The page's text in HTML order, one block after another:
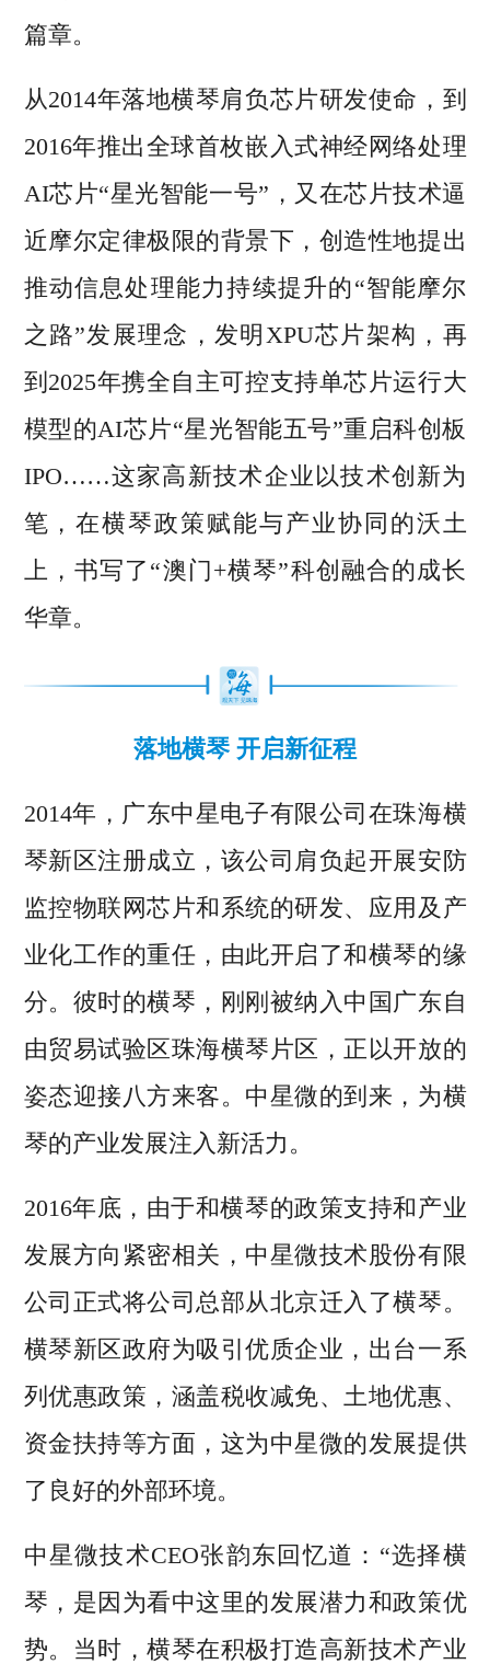
篇章。
从2014年落地横琴肩负芯片研发使命，到
2016年推出全球首枚嵌入式神经网络处理
AI芯片“星光智能一号”，又在芯片技术逼
近摩尔定律极限的背景下，创造性地提出
推动信息处理能力持续提升的“智能摩尔
之路”发展理念，发明XPU芯片架构，再
到2025年携全自主可控支持单芯片运行大
模型的AI芯片“星光智能五号”重启科创板
IPO……这家高新技术企业以技术创新为
笔，在横琴政策赋能与产业协同的沃土
上，书写了“澳门+横琴”科创融合的成长
华章。
落地横琴 开启新征程
2014年，广东中星电子有限公司在珠海横
琴新区注册成立，该公司肩负起开展安防
监控物联网芯片和系统的研发、应用及产
业化工作的重任，由此开启了和横琴的缘
分。彼时的横琴，刚刚被纳入中国广东自
由贸易试验区珠海横琴片区，正以开放的
姿态迎接八方来客。中星微的到来，为横
琴的产业发展注入新活力。
2016年底，由于和横琴的政策支持和产业
发展方向紧密相关，中星微技术股份有限
公司正式将公司总部从北京迁入了横琴。
横琴新区政府为吸引优质企业，出台一系
列优惠政策，涵盖税收减免、土地优惠、
资金扶持等方面，这为中星微的发展提供
了良好的外部环境。
中星微技术CEO张韵东回忆道：“选择横
琴，是因为看中这里的发展潜力和政策优
势。当时，横琴在积极打造高新技术产业